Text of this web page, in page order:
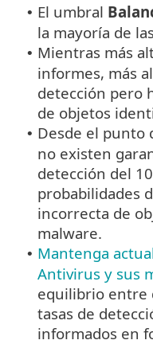
• El umbral
la mayoría de
• Mientras más
informes, más
detección pero
de objetos
• Desde el punto
no existen
detección del
probabilidades
incorrecta de
malware.
• Mantenga
Antivirus y sus
equilibrio entre
tasas de
informados en